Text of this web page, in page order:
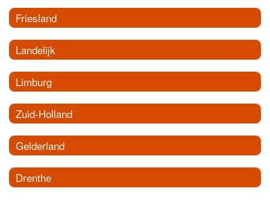
Friesland
Landelijk
Limburg
Zuid-Holland
Gelderland
Drenthe